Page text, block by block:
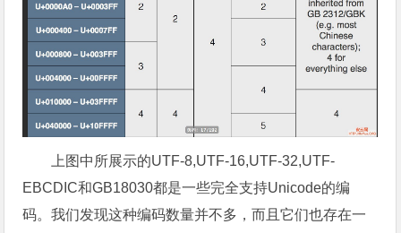
上图中所展示的UTF-8,UTF-16,UTF-32,UTF-
EBCDIC和GB18030都是一些完全支持Unicode的编
码。我们发现这种编码数量并不多，而且它们也存在一